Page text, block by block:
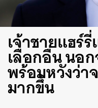
เจ้าชายแฮร์
เลือกอื่น นอ
พร้อมหวังว่า
มากขึ้น